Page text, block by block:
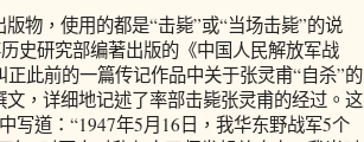
，使用的都是“击毙”或“当场击毙”的说
史研究部编著出版的《中国人民解放军战
此前的一篇传记作品中关于张灵甫“自杀”的
，详细地记述了率部击毙张灵甫的经过。这
写道：“1947年5月16日，我华东野战军5个